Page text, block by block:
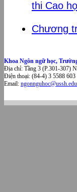
thi Cao
Chương
Khoa Ngôn ngữ học,
Địa chỉ: Tầng 3 (P.301-307)
Điện thoại: (84-4) 3 5588
Email: